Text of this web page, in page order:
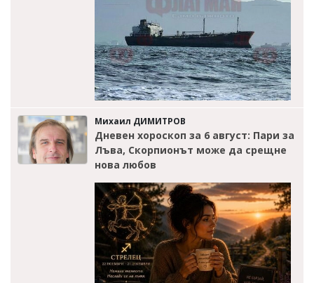
Михаил ДИМИТРОВ
Дневен хороскоп за 6 август: Пари за
Лъва, Скорпионът може да срещне
нова любов